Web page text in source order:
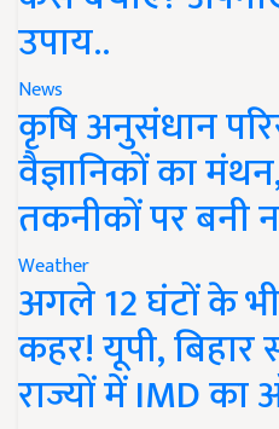
उपाय..
News
कृषि अनुसंधान
वैज्ञानिकों का
तकनीकों पर बनी
Weather
अगले 12 घंटों के
कहर! यूपी, बिहार
राज्यों में IMD